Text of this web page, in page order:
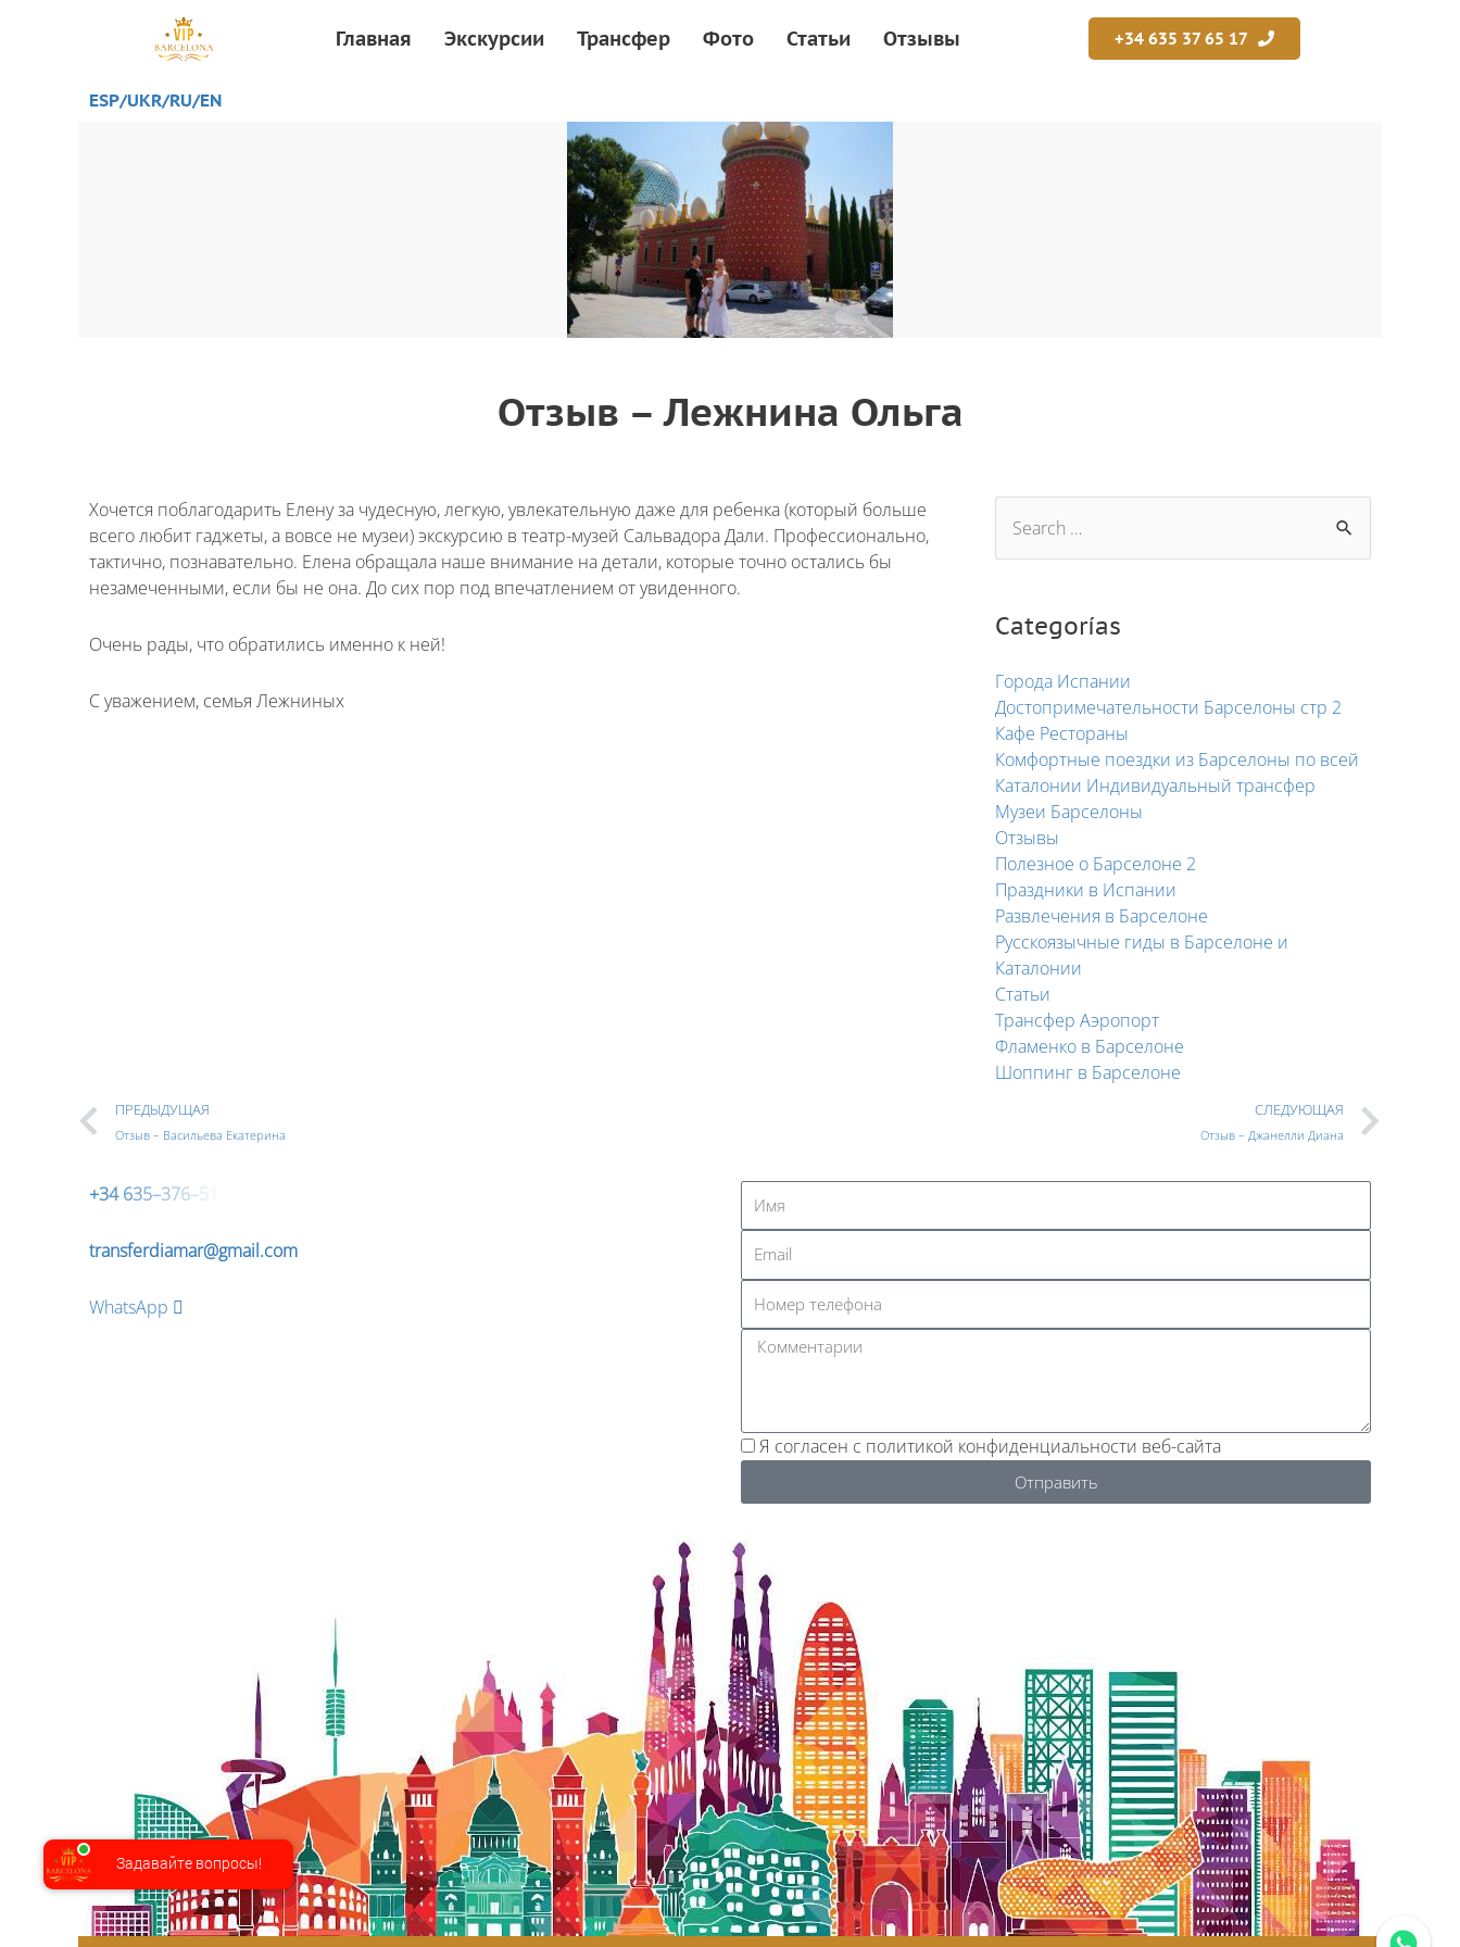
Главная Экскурсии Трансфер Фото Статьи Отзывы +34 635 37 65 17
ESP/UKR/RU/EN
Отзыв – Лежнина Ольга
Хочется поблагодарить Елену за чудесную, легкую, увлекательную даже для ребенка (который больше
всего любит гаджеты, а вовсе не музеи) экскурсию в театр-музей Сальвадора Дали. Профессионально,
тактично, познавательно. Елена обращала наше внимание на детали, которые точно остались бы
незамеченными, если бы не она. До сих пор под впечатлением от увиденного.
Очень рады, что обратились именно к ней!
С уважением, семья Лежниных
Categorías
Города Испании
Достопримечательности Барселоны стр 2
Кафе Рестораны
Комфортные поездки из Барселоны по всей
Каталонии Индивидуальный трансфер
Музеи Барселоны
Отзывы
Полезное о Барселоне 2
Праздники в Испании
Развлечения в Барселоне
Русскоязычные гиды в Барселоне и
Каталонии
Статьи
Трансфер Аэропорт
Фламенко в Барселоне
Шоппинг в Барселоне
ПРЕДЫДУЩАЯ
Отзыв – Васильева Екатерина
СЛЕДУЮЩАЯ
Отзыв – Джанелли Диана
+34 635–376–5
transferdiamar@gmail.com
WhatsApp
Я согласен с политикой конфиденциальности веб-сайта
Отправить
Задавайте вопросы!